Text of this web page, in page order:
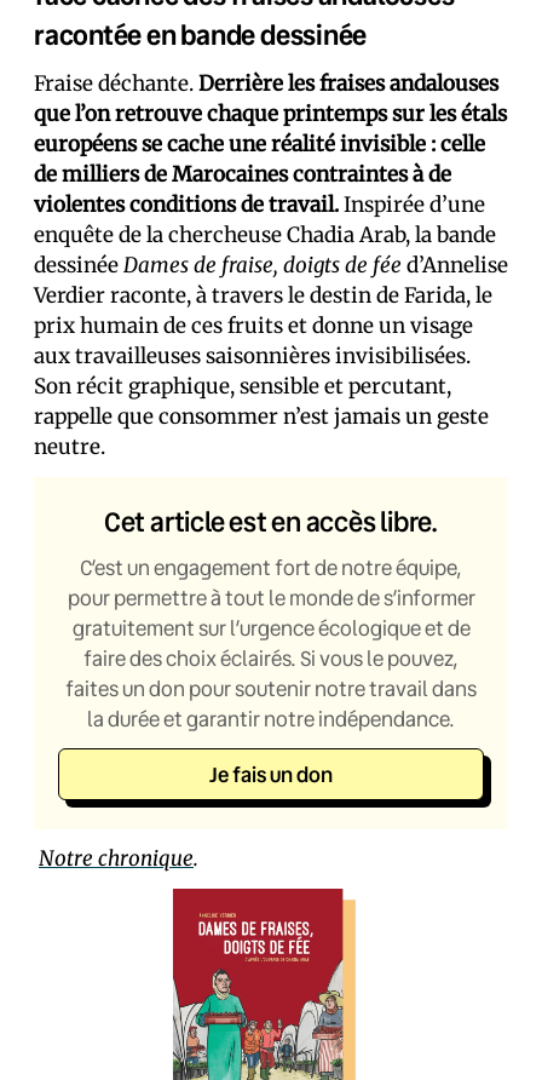
racontée en bande dessinée
Fraise déchante.Derrière les fraises andalouses
que l’on retrouve chaque printemps sur les étals
européens se cache une réalité invisible : celle
de milliers de Marocaines contraintes à de
violentes conditions de travail.Inspirée d’une
enquête de la chercheuse Chadia Arab, la bande
dessinéeDames de fraise, doigts de fée d’Annelise
Verdier raconte, à travers le destin de Farida, le
prix humain de ces fruits et donne un visage
aux travailleuses saisonnières invisibilisées.
Son récit graphique, sensible et percutant,
rappelle que consommer n’est jamais un geste
neutre.
Cet article est en accès libre.
C’est un engagement fort de notre équipe,
pour permettre à tout le monde de s’informer
gratuitement sur l’urgence écologique et de
faire des choix éclairés. Si vous le pouvez,
faites un don pour soutenir notre travail dans
la durée et garantir notre indépendance.
Je fais un don
Notre chronique.